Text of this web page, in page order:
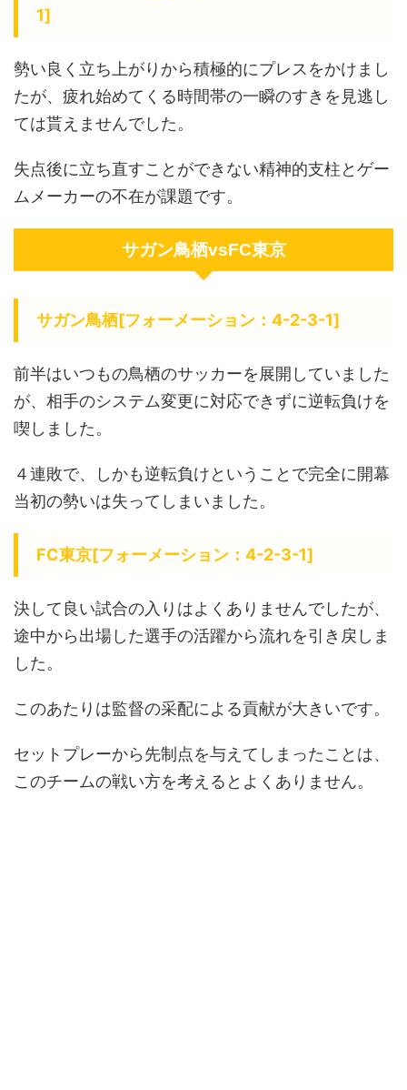
1]
勢い良く立ち上がりから積極的にプレスをかけまし
たが、疲れ始めてくる時間帯の一瞬のすきを見逃し
ては貰えませんでした。
失点後に立ち直すことができない精神的支柱とゲー
ムメーカーの不在が課題です。
サガン鳥栖vsFC東京
サガン鳥栖[フォーメーション：4-2-3-1]
前半はいつもの鳥栖のサッカーを展開していました
が、相手のシステム変更に対応できずに逆転負けを
喫しました。
４連敗で、しかも逆転負けということで完全に開幕
当初の勢いは失ってしまいました。
FC東京[フォーメーション：4-2-3-1]
決して良い試合の入りはよくありませんでしたが、
途中から出場した選手の活躍から流れを引き戻しま
した。
このあたりは監督の采配による貢献が大きいです。
セットプレーから先制点を与えてしまったことは、
このチームの戦い方を考えるとよくありません。